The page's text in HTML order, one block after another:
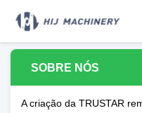
SOBRE NÓS
A criação da TRUSTAR